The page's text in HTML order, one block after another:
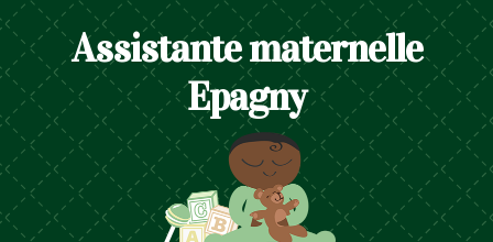
Assistante maternelle
Epagny